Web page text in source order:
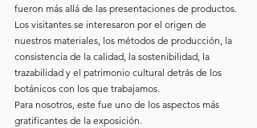
fueron más allá de las presentaciones de productos.
Los visitantes se interesaron por el origen de
nuestros materiales, los métodos de producción, la
consistencia de la calidad, la sostenibilidad, la
trazabilidad y el patrimonio cultural detrás de los
botánicos con los que trabajamos.
Para nosotros, este fue uno de los aspectos más
gratificantes de la exposición.